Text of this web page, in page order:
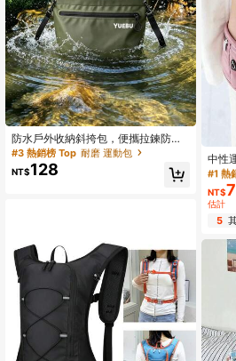
防水戶外收納斜挎包，便攜拉鍊防潑
水包，可調節肩帶，適合海灘、露
營、徒步與旅行
#3 熱銷榜 Top 耐磨 運動包
NT$128
中性
步、
條設
#1 熱
一
#1 熱
一
#1 熱
一
NT$
估計
5其